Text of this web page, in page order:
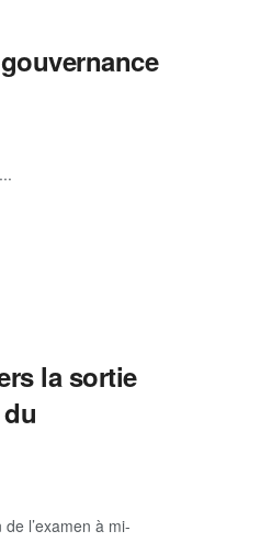
la sortie
l’examen à mi-